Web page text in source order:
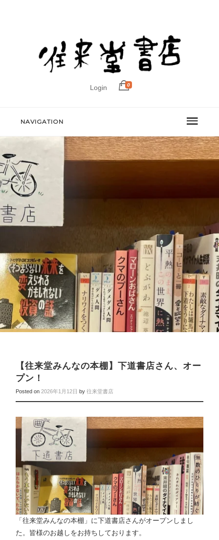
Login 0
NAVIGATION
【往来堂みんなの本棚】下道書店さん、オー
プン！
Posted on2026年1月12日 by往来堂書店
「往来堂みんなの本棚」に下道書店さんがオープンしまし
た。皆様のお越しをお持ちしております。